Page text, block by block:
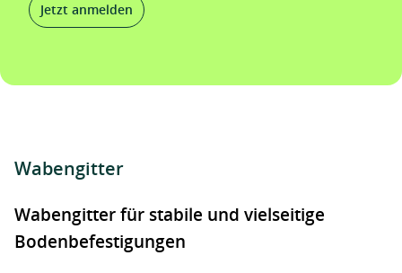
Jetzt anmelden
Wabengitter
Wabengitter für stabile und vielseitige
Bodenbefestigungen